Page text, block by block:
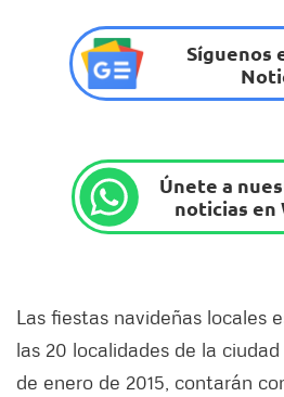
Síguenos
Únete a
noticias en
Las fiestas navideñas locales
las 20 localidades de la
de enero de 2015, contarán